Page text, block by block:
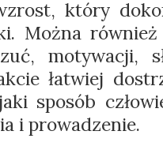
który
Można
motywacji,
łatwiej
sposób
i prowadzenie.